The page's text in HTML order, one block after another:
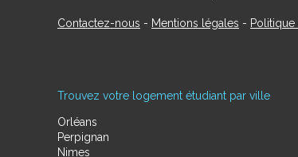
Contactez-nous - Mentions légales -
Trouvez votre logement étudiant par ville
Orléans
Perpignan
Nimes